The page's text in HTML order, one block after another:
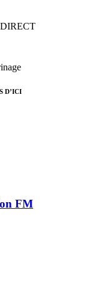
DIRECT
D’ICI